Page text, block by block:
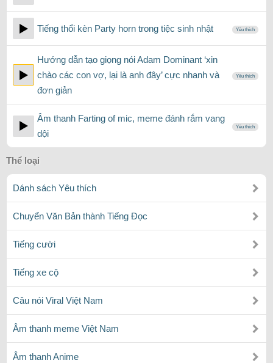
Tiếng thổi kèn Party horn trong tiệc sinh nhật Yêu thích
Hướng dẫn tạo giọng nói Adam Dominant ‘xin
chào các con vợ, lại là anh đây’ cực nhanh và
đơn giản
Yêu thích
Âm thanh Farting of mic, meme đánh rắm vang
dội
Yêu thích
Thể loại
Dánh sách Yêu thích
Chuyển Văn Bản thành Tiếng Đọc
Tiếng cười
Tiếng xe cộ
Câu nói Viral Việt Nam
Âm thanh meme Việt Nam
Âm thanh Anime